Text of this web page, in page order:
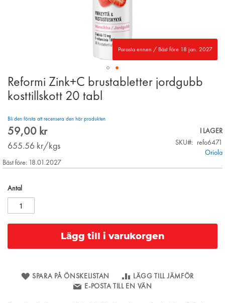
Parasta ennen / Bäst före 18 jan. 2027
Skip
to
the
of
the
gallery
Reformi Zink+C brustabletter jordgubb
kosttillskott 20 tabl
Bli den första att recensera den här produkten
59,00 kr
655.56 kr/kgs
I LAGER
SKU
refo6471
Oriola
Bäst före: 18.01.2027
Antal
Lägg till i varukorgen
SPARA PÅ ÖNSKELISTAN
LÄGG TILL JÄMFÖR
E-POSTA TILL EN VÄN